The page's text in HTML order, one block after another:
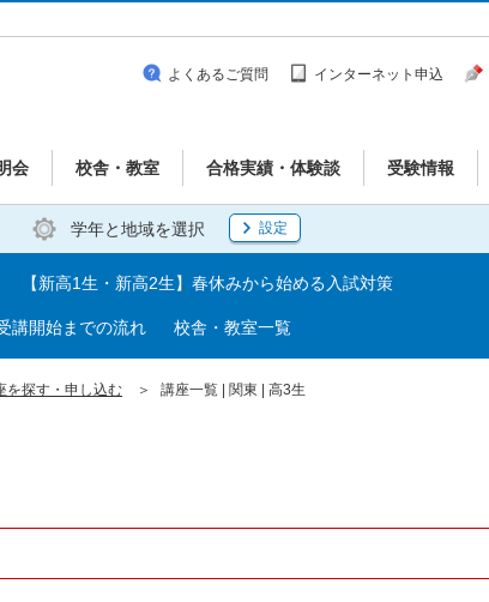
会 校舎・教室 合格実績・体験談 受験情報
よくあるご質問 インターネット申込
学年と地域を選択 設定
【新高1生・新高2生】春休みから始める入試対策
講開始までの流れ 校舎・教室一覧
を探す・申し込む 講座一覧 | 関東 | 高3生